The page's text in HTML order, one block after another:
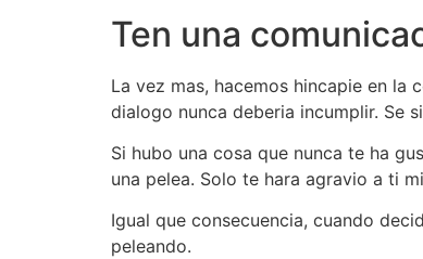
Ten una
La vez mas, hacemos hincapie en la
dialogo nunca deberia incumplir. Se
Si hubo una cosa que nunca te ha
una pelea. Solo te hara agravio a ti
Igual que consecuencia, cuando
peleando.